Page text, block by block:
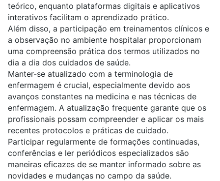
teórico, enquanto plataformas digitais e aplicativos
interativos facilitam o aprendizado prático.
Além disso, a participação em treinamentos clínicos e
a observação no ambiente hospitalar proporcionam
uma compreensão prática dos termos utilizados no
dia a dia dos cuidados de saúde.
Manter-se atualizado com a terminologia de
enfermagem é crucial, especialmente devido aos
avanços constantes na medicina e nas técnicas de
enfermagem. A atualização frequente garante que os
profissionais possam compreender e aplicar os mais
recentes protocolos e práticas de cuidado.
Participar regularmente de formações continuadas,
conferências e ler periódicos especializados são
maneiras eficazes de se manter informado sobre as
novidades e mudanças no campo da saúde.